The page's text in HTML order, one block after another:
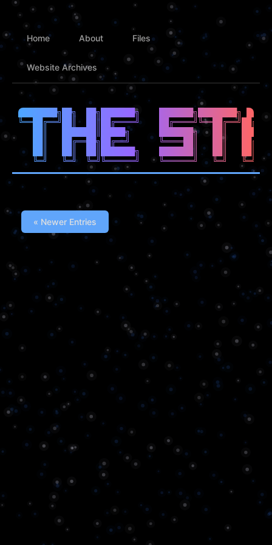
Home About Files
Website Archives
████████╗██╗  ██╗███████╗    ███████╗████████╗
╚══██╔══╝██║  ██║██╔════╝
██║   ███████║█████╗      ███████╗   ██║
██║   ██╔══██╗██╔══╝      ╚════██║   ██║
██║   ██║  ██║███████╗    ███████║   ██║   ██║
« Newer Entries